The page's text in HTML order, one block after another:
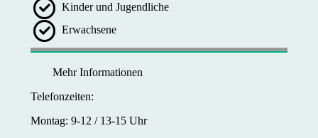
Kinder und Jugendliche
Erwachsene
Mehr Informationen
Telefonzeiten:
Montag: 9-12 / 13-15 Uhr